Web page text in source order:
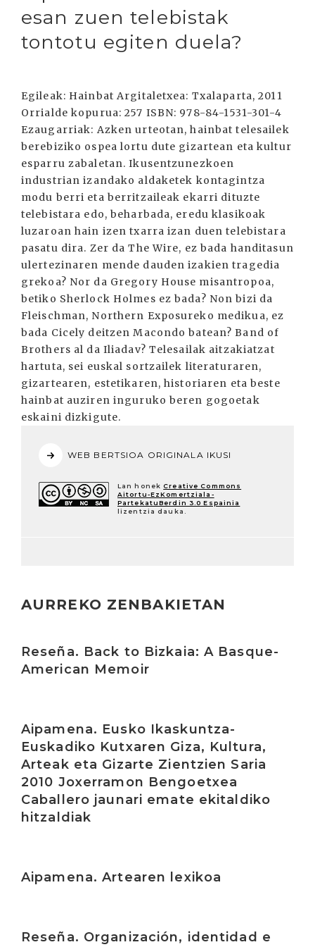
esan zuen telebistak
tontotu egiten duela?
Egileak: Hainbat Argitaletxea: Txalaparta, 2011
Orrialde kopurua: 257 ISBN: 978-84-1531-301-4
Ezaugarriak: Azken urteotan, hainbat telesailek
berebiziko ospea lortu dute gizartean eta kultur
esparru zabaletan. Ikusentzunezkoen
industrian izandako aldaketek kontagintza
modu berri eta berritzaileak ekarri dituzte
telebistara edo, beharbada, eredu klasikoak
luzaroan hain izen txarra izan duen telebistara
pasatu dira. Zer da The Wire, ez bada handitasun
ulertezinaren mende dauden izakien tragedia
grekoa? Nor da Gregory House misantropoa,
betiko Sherlock Holmes ez bada? Non bizi da
Fleischman, Northern Exposureko medikua, ez
bada Cicely deitzen Macondo batean? Band of
Brothers al da Iliadav? Telesailak aitzakiatzat
hartuta, sei euskal sortzailek literaturaren,
gizartearen, estetikaren, historiaren eta beste
hainbat auziren inguruko beren gogoetak
eskaini dizkigute.
WEB BERTSIOA ORIGINALA IKUSI
Lan honek Creative Commons
Aitortu-EzKomertziala-
PartekatuBerdin 3.0 Espainia
lizentzia dauka.
AURREKO ZENBAKIETAN
Reseña. Back to Bizkaia: A Basque-
American Memoir
Aipamena. Eusko Ikaskuntza-
Euskadiko Kutxaren Giza, Kultura,
Arteak eta Gizarte Zientzien Saria
2010 Joxerramon Bengoetxea
Caballero jaunari emate ekitaldiko
hitzaldiak
Aipamena. Artearen lexikoa
Reseña. Organización, identidad e